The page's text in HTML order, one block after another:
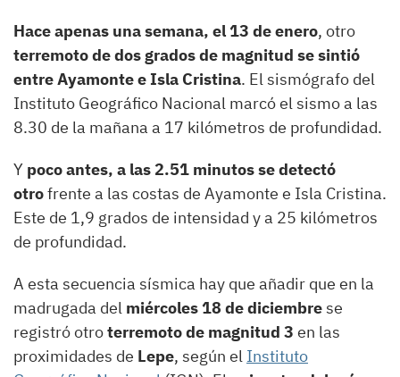
Hace apenas una semana, el 13 de enero, otro
terremoto de dos grados de magnitud se sintió
entre Ayamonte e Isla Cristina. El sismógrafo del
Instituto Geográfico Nacional marcó el sismo a las
8.30 de la mañana a 17 kilómetros de profundidad.
Y poco antes, a las 2.51 minutos se detectó
otrofrente a las costas de Ayamonte e Isla Cristina.
Este de 1,9 grados de intensidad y a 25 kilómetros
de profundidad.
A esta secuencia sísmica hay que añadir que en la
madrugada del miércoles 18 de diciembrese
registró otroterremoto de magnitud 3 en las
proximidades de Lepe, según el Instituto